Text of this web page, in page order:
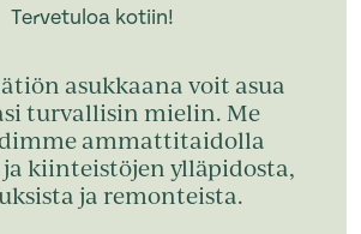
Tervetuloa kotiin!
asukkaana voit asua
turvallisin mielin. Me
ammattitaidolla
kiinteistöjen ylläpidosta,
ja remonteista.